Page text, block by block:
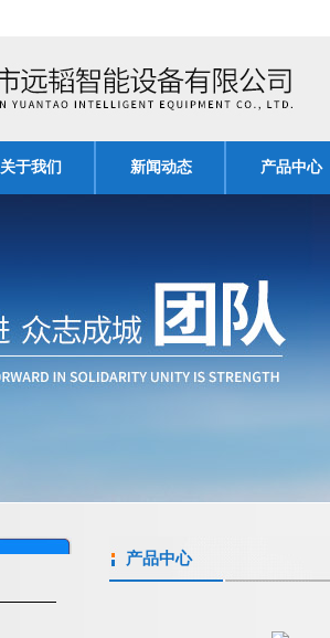
关于我们 新闻动态 产品中心
产品中心